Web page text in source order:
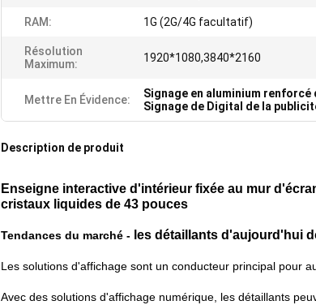
RAM: 1G (2G/4G facultatif)
Résolution
Maximum:
1920*1080,3840*2160
Mettre En Évidence: Signage en aluminium
Signage de Digital de la
Description de produit
Enseigne interactive d'intérieur fixée au mur
cristaux liquides de 43 pouces
Tendances du marché - les détaillants d'aujourd'hui
Les solutions d'affichage sont un conducteur principal pour
Avec des solutions d'affichage numérique, les détaillants